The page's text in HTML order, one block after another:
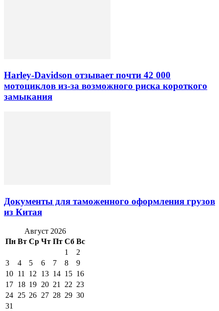
Harley-Davidson отзывает почти 42 000
мотоциклов из-за возможного риска короткого
замыкания
Документы для таможенного оформления грузов
из Китая
Август 2026
Пн Вт Ср Чт Пт Сб Вс
1
2
3
4 5 6 7 8
9
10 11 12 13 14 15 16
17 18 19 20 21 22 23
24 25 26 27 28 29 30
31